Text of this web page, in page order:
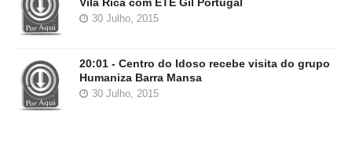
30 Julho, 2015
20:01 - Centro do Idoso recebe visita do grupo
Humaniza Barra Mansa
30 Julho, 2015